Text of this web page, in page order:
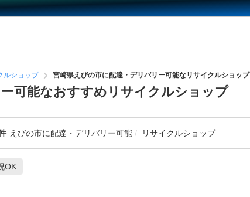
ルショップ 宮崎県えびの市に配達・デリバリー可能なリサイクルショップ
可能なおすすめリサイクルショップ
えびの市に配達・デリバリー可能 リサイクルショップ
OK